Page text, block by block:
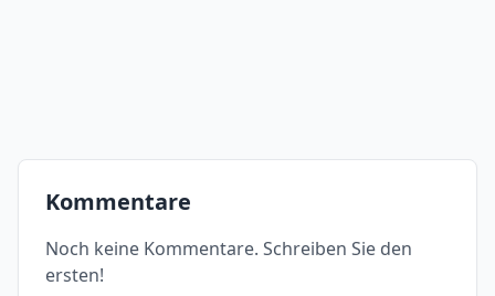
Kommentare
Noch keine Kommentare. Schreiben Sie den
ersten!